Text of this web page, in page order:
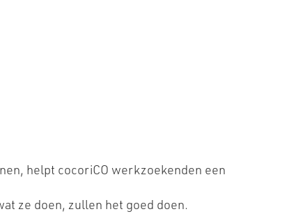
helpt cocoriCO werkzoekenden een
ze doen, zullen het goed doen.